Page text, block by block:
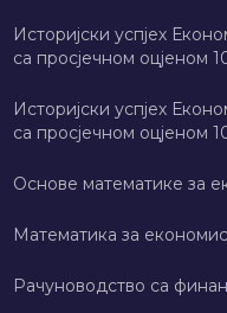
Историјски успјех
са просјечном оцјеном
Историјски успјех
са просјечном оцјеном
Основе математике за
Математика за
Рачуноводство са